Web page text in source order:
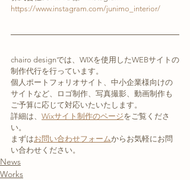
https://www.instagram.com/junimo_interior/
chairo designでは、WIXを使用したWEBサイトの
制作代行を行っています。
個人ポートフォリオサイト、中小企業様向けの
サイトなど、ロゴ制作、写真撮影、動画制作も
ご予算に応じて対応いたいたします。
詳細は、 Wixサイト制作のページをご覧くださ
い。
まずはお問い合わせフォームからお気軽にお問
い合わせください。
News
Works